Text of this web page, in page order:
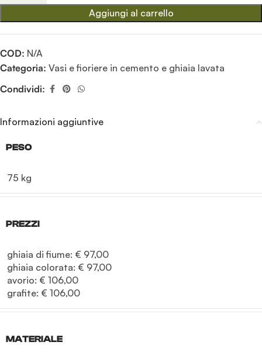
Aggiungi al carrello
COD: N/A
Categoria: Vasi e fioriere in cemento e ghiaia lavata
Condividi:
Informazioni aggiuntive
PESO
75 kg
PREZZI
ghiaia di fiume: € 97,00
ghiaia colorata: € 97,00
avorio: € 106,00
grafite: € 106,00
MATERIALE